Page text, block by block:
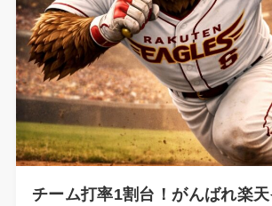
チーム打率1割台！がんばれ楽